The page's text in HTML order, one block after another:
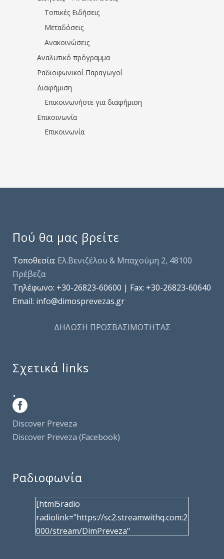
Τοπικές Ειδήσεις
Μεταδόσεις
Ανακοινώσεις
Αναλυτικό πρόγραμμα
Ραδιοφωνικοί Παραγωγοί
Διαφήμιση
Επικοινωνήστε για διαφήμιση
Επικοινωνία
Επικοινωνία
Πού θα μας βρείτε
Τοποθεσία: Ελ.Βενιζέλου & Μπαχούμη 2, 48100
Πρέβεζα
Τηλέφωνo: +30-26823-60600 | Fax: +30-26823-60640
Email: info@dimosprevezas.gr
ΔΗΛΩΣΗ ΠΡΟΣΒΑΣΙΜΟΤΗΤΑΣ
Σχετικά links
.
Discover Preveza
Discover Preveza (Facebook)
Ραδιοφωνία
[html5radio
radiolink="https://sc2.streamwithq.com:2
000/stream/DimPreveza"